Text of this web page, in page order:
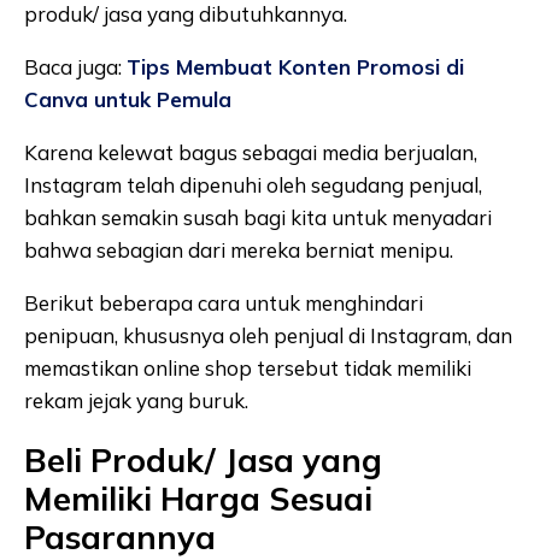
produk/ jasa yang dibutuhkannya.
Baca juga: Tips Membuat Konten Promosi di
Canva untuk Pemula
Karena kelewat bagus sebagai media berjualan,
Instagram telah dipenuhi oleh segudang penjual,
bahkan semakin susah bagi kita untuk menyadari
bahwa sebagian dari mereka berniat menipu.
Berikut beberapa cara untuk menghindari
penipuan, khususnya oleh penjual di Instagram, dan
memastikan online shop tersebut tidak memiliki
rekam jejak yang buruk.
Beli Produk/ Jasa yang
Memiliki Harga Sesuai
Pasarannya